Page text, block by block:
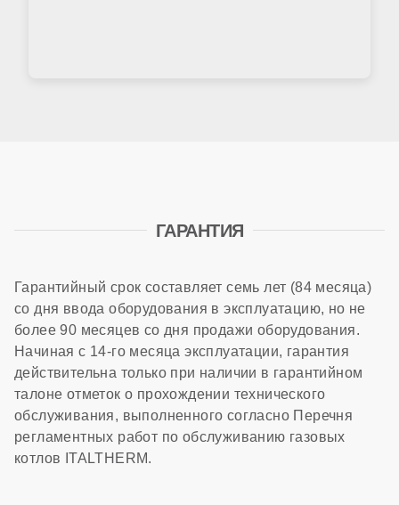
ГАРАНТИЯ
Гарантийный срок составляет семь лет (84 месяца)
со дня ввода оборудования в эксплуатацию, но не
более 90 месяцев со дня продажи оборудования.
Начиная с 14-го месяца эксплуатации, гарантия
действительна только при наличии в гарантийном
талоне отметок о прохождении технического
обслуживания, выполненного согласно Перечня
регламентных работ по обслуживанию газовых
котлов ITALTHERM.